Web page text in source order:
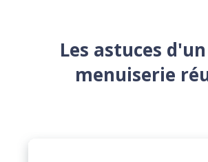
Les astuces
menuiserie